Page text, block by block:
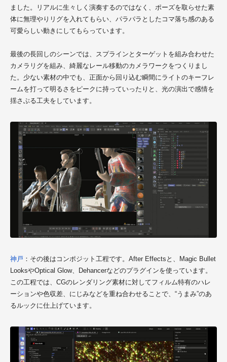
ました。リアルに生々しく演奏するのではなく、ポーズを取らせた素
体に無理やりリグを入れてもらい、パラパラとしたコマ落ち感のある
可愛らしい動きにしてもらっています。
最後の長回しのシーンでは、スプラインとターゲットを組み合わせた
カメラリグを組み、綺麗なレール移動のカメラワークをつくりまし
た。少ない素材の中でも、正面から回り込む瞬間にライトのキーフレ
ームを打って明るさをピークに持っていったりと、光の演出で感情を
揺さぶる工夫をしています。
神戸 ：その後はコンポジット工程です。After Effectsと、Magic Bullet
LooksやOptical Glow、Dehancerなどのプラグインを使っています。
この工程では、CGのレンダリング素材に対してフィルム特有のハレ
ーションや色収差、にじみなどを重ね合わせることで、“うまみ”のあ
るルックに仕上げています。